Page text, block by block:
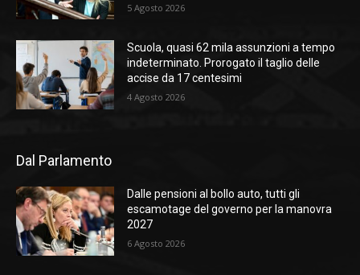
5 Agosto 2026
Scuola, quasi 62 mila assunzioni a tempo
indeterminato. Prorogato il taglio delle
accise da 17 centesimi
4 Agosto 2026
Dal Parlamento
Dalle pensioni al bollo auto, tutti gli
escamotage del governo per la manovra
2027
6 Agosto 2026